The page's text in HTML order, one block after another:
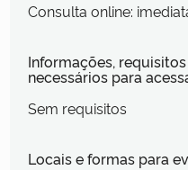
Consulta online:
Informações,
necessários para
Sem requisitos
Locais e formas para